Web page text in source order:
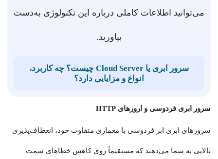
می‌توانید اطلاعات کاملی درباره این تکنولوژی به‌دست
بیاورید.
سرور ابری یا Cloud Server چیست؟ چه کاربرد،
انواع و مزایایی دارد؟
سرور ابری فردوسی و ارورهای HTTP
سرورهای ابری ابر فردوسی با معماری متفاوت خود، انعطاف‌پذیری
بالایی به شما می‌دهند که مستقیماً روی کاهش خطاهای سمت